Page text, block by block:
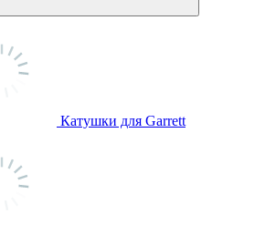
Катушки для Garrett